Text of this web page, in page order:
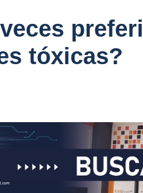
tóxicas?